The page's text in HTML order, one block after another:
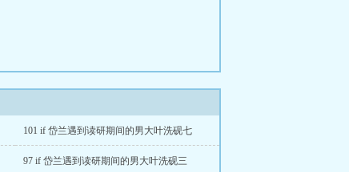
101 if 岱兰遇到读研期间的男大叶洗砚七
97 if 岱兰遇到读研期间的男大叶洗砚三